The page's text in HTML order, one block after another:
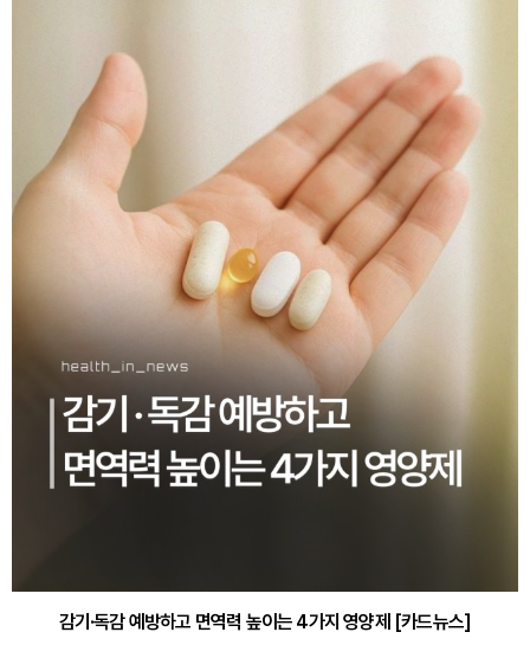
감기·독감 예방하고 면역력 높이는 4가지 영양제 [카드뉴스]